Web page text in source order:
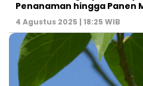
Penanaman hingga Panen
4 Agustus 2025 | 18:25 WIB